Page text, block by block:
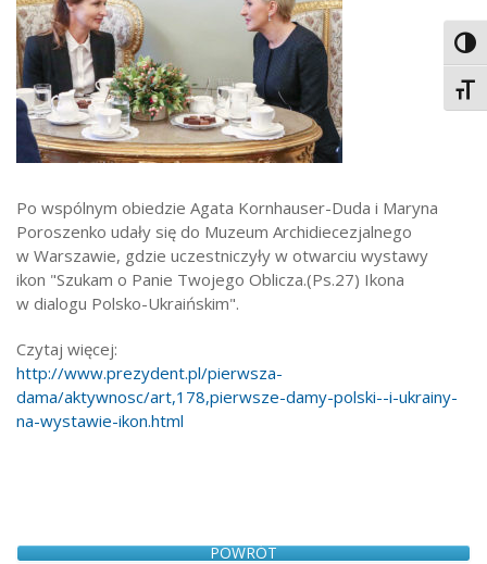
Po wspólnym obiedzie Agata Kornhauser-Duda i Maryna
Poroszenko udały się do Muzeum Archidiecezjalnego
w Warszawie, gdzie uczestniczyły w otwarciu wystawy
ikon "Szukam o Panie Twojego Oblicza.(Ps.27) Ikona
w dialogu Polsko-Ukraińskim".
Czytaj więcej:
http://www.prezydent.pl/pierwsza-
dama/aktywnosc/art,178,pierwsze-damy-polski--i-ukrainy-
na-wystawie-ikon.html
POWRÓT